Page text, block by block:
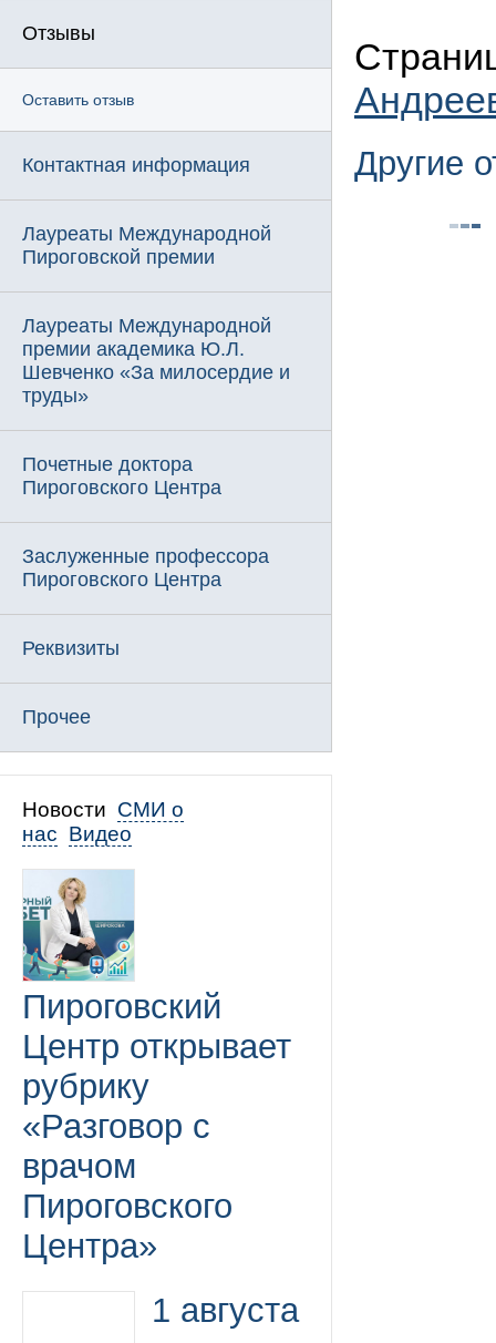
Отзывы
Оставить отзыв
Контактная информация
Лауреаты Международной
Пироговской премии
Лауреаты Международной
премии академика Ю.Л.
Шевченко «За милосердие и
труды»
Почетные доктора
Пироговского Центра
Заслуженные профессора
Пироговского Центра
Реквизиты
Прочее
Новости СМИ о
нас Видео
Пироговский
Центр открывает
рубрику
«Разговор с
врачом
Пироговского
Центра»
1 августа
Другие